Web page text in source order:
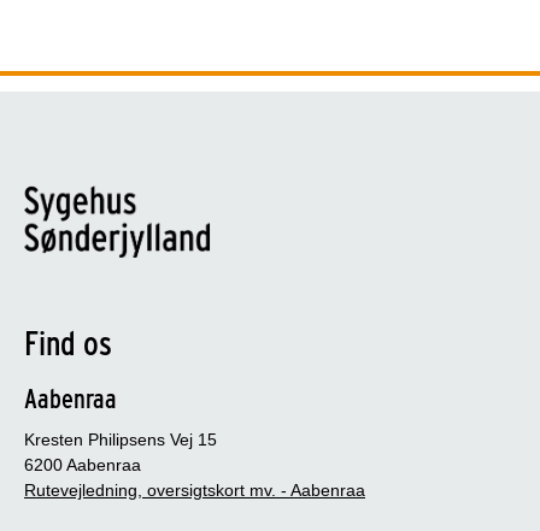
Find os
Aabenraa
Kresten Philipsens Vej 15
6200 Aabenraa
Rutevejledning, oversigtskort mv. - Aabenraa